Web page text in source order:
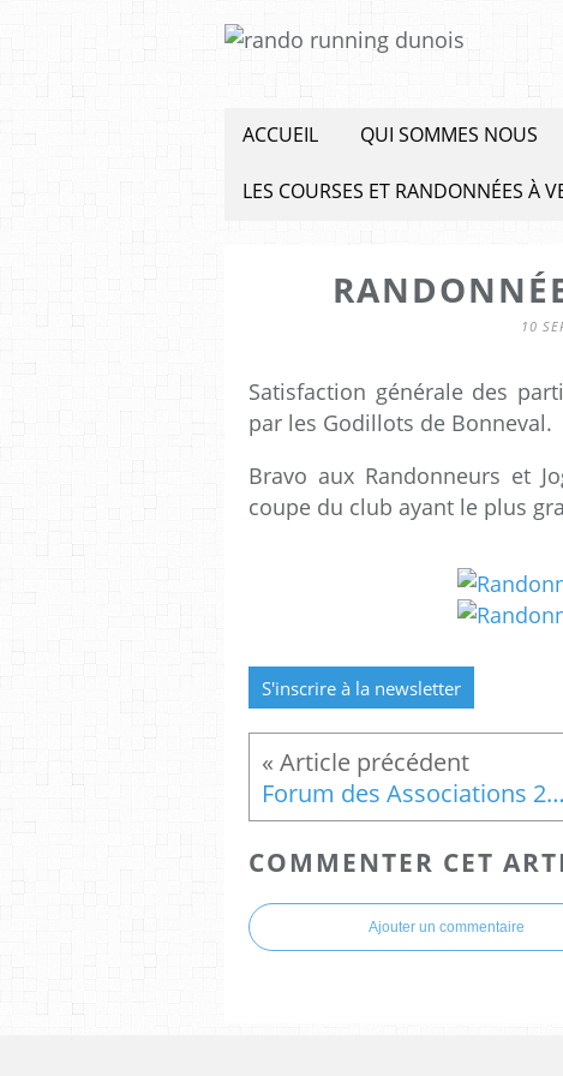
ACCUEIL QUI SOMMES NOUS
LES COURSES ET RANDONNÉES À
10
Satisfaction générale des
par les Godillots de Bonneval.
Bravo aux Randonneurs et
coupe du club ayant le plus
S'inscrire à la newsletter
Forum des Associations 2023
COMMENTER CET
Ajouter un commentaire